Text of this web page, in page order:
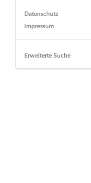
Datenschutz
Impressum
Erweiterte Suche